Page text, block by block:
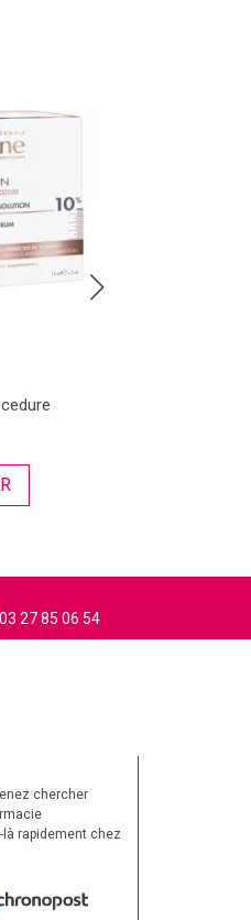
27 85 06 54
chercher
là rapidement chez